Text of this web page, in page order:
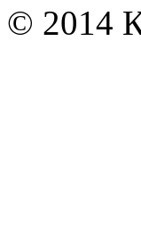
© 2014